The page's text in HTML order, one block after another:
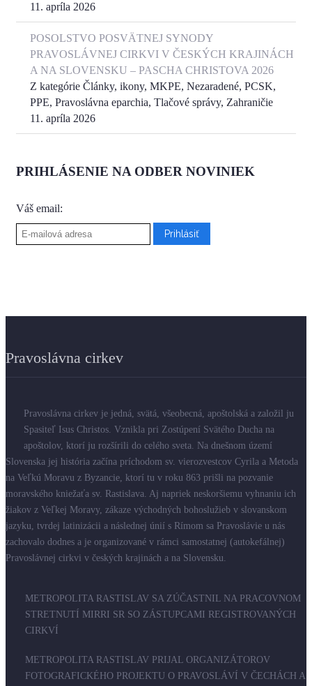
11. apríla 2026
POSOLSTVO POSVÄTNEJ SYNODY
PRAVOSLÁVNEJ CIRKVI V ČESKÝCH KRAJINÁCH
A NA SLOVENSKU – PASCHA CHRISTOVA 2026
Z kategórie Články, ikony, MKPE, Nezaradené, PCSK,
PPE, Pravoslávna eparchia, Tlačové správy, Zahraničie
11. apríla 2026
PRIHLÁSENIE NA ODBER NOVINIEK
Váš email:
Pravoslávna cirkev
Pravoslávna cirkev je jedná, svätá, všeobecná, apoštolská a založil ju
Spasiteľ Isus Christos. Vznikla pri Zostúpení Svätého Ducha na
apoštolov, ktorí ju rozšírili do celého sveta. Na dnešnom území
Slovenska jej história začína príchodom sv. vierozvestcov Cyrila a Metoda
na Veľkú Moravu z Byzancie, ktorí tu v roku 863 prišli na pozvanie
moravského kniežaťa sv. Rastislava. Aj napriek neskoršiemu vyhnaniu ich
žiakov z Veľkej Moravy, zákaze východných bohoslužieb v slovanskom
jazyku, tvrdej latinizácii a následnej únií s Rímom sa Pravoslávie u nás
zachovalo dodnes a je organizované v rámci samostatnej (autokefálnej)
Pravoslávnej cirkvi v českých krajinách a na Slovensku.
METROPOLITA RASTISLAV SA ZÚČASTNIL NA PRACOVNOM
STRETNUTÍ MIRRI SR SO ZÁSTUPCAMI REGISTROVANÝCH
CIRKVÍ
METROPOLITA RASTISLAV PRIJAL ORGANIZÁTOROV
FOTOGRAFICKÉHO PROJEKTU O PRAVOSLÁVÍ V ČECHÁCH A